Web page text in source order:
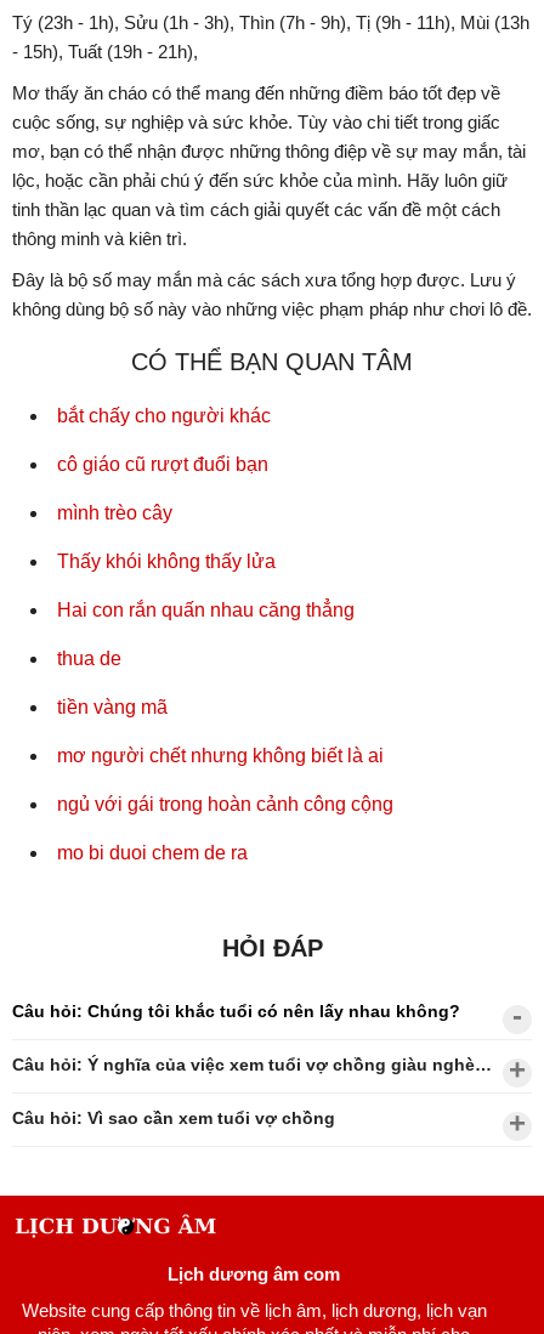
Tý (23h - 1h), Sửu (1h - 3h), Thìn (7h - 9h), Tị (9h - 11h), Mùi (13h
- 15h), Tuất (19h - 21h),
Mơ thấy ăn cháo có thể mang đến những điềm báo tốt đẹp về
cuộc sống, sự nghiệp và sức khỏe. Tùy vào chi tiết trong giấc
mơ, bạn có thể nhận được những thông điệp về sự may mắn, tài
lộc, hoặc cần phải chú ý đến sức khỏe của mình. Hãy luôn giữ
tinh thần lạc quan và tìm cách giải quyết các vấn đề một cách
thông minh và kiên trì.
Đây là bộ số may mắn mà các sách xưa tổng hợp được. Lưu ý
không dùng bộ số này vào những việc phạm pháp như chơi lô đề.
CÓ THỂ BẠN QUAN TÂM
bắt chấy cho người khác
cô giáo cũ rượt đuổi bạn
mình trèo cây
Thấy khói không thấy lửa
Hai con rắn quấn nhau căng thẳng
thua de
tiền vàng mã
mơ người chết nhưng không biết là ai
ngủ với gái trong hoàn cảnh công cộng
mo bi duoi chem de ra
HỎI ĐÁP
Câu hỏi: Chúng tôi khắc tuổi có nên lấy nhau không?
Câu hỏi: Ý nghĩa của việc xem tuổi vợ chồng giàu nghèo?
Câu hỏi: Vì sao cần xem tuổi vợ chồng
Lịch dương âm com
Website cung cấp thông tin về lịch âm, lịch dương, lịch vạn